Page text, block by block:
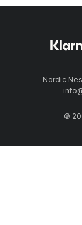
Nordic
©